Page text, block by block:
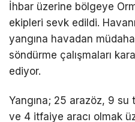
İhbar üzerine bölgeye
ekipleri sevk edildi.
yangına havadan
söndürme çalışmaları
ediyor.
Yangına; 25 arazöz, 9
ve 4 itfaiye aracı olmak